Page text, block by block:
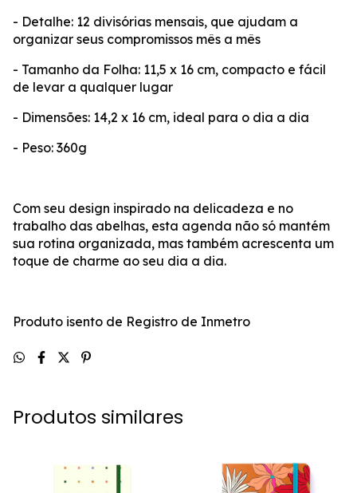
- Detalhe: 12 divisórias mensais, que ajudam a
organizar seus compromissos mês a mês
- Tamanho da Folha: 11,5 x 16 cm, compacto e fácil
de levar a qualquer lugar
- Dimensões: 14,2 x 16 cm, ideal para o dia a dia
- Peso: 360g
Com seu design inspirado na delicadeza e no
trabalho das abelhas, esta agenda não só mantém
sua rotina organizada, mas também acrescenta um
toque de charme ao seu dia a dia.
Produto isento de Registro de Inmetro
Produtos similares